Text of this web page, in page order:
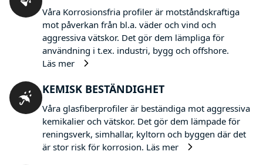
Våra Korrosionsfria profiler är motståndskraftiga
mot påverkan från bl.a. väder och vind och
aggressiva vätskor. Det gör dem lämpliga för
användning i t.ex. industri, bygg och offshore.
Läs mer
KEMISK BESTÄNDIGHET
Våra glasfiberprofiler är beständiga mot aggressiva
kemikalier och vätskor. Det gör dem lämpade för
reningsverk, simhallar, kyltorn och byggen där det
är stor risk för korrosion. Läs mer